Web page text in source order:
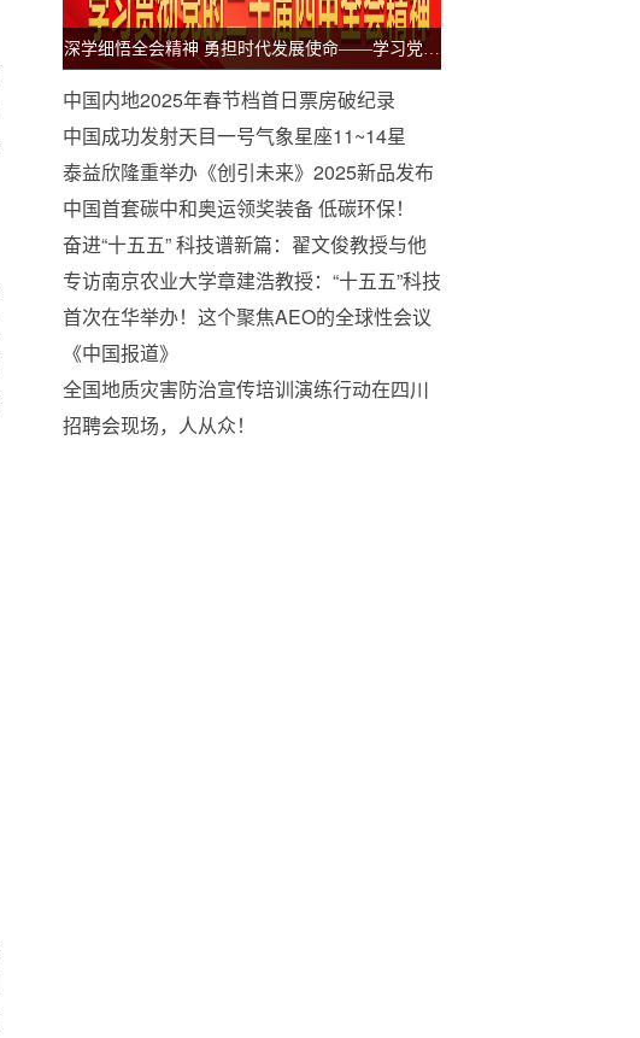
深学细悟全会精神 勇担时代发展使命——学习党的二十届四中全会公报有感之赵庆霞篇
中国内地2025年春节档首日票房破纪录
中国成功发射天目一号气象星座11~14星
泰益欣隆重举办《创引未来》2025新品发布
会
中国首套碳中和奥运领奖装备 低碳环保！
奋进“十五五” 科技谱新篇：翟文俊教授与他
的杜仲“植物黄金”梦 ——写于第十个全国科
技工作者日
专访南京农业大学章建浩教授：“十五五”科技
强国征程中，低温等离子体冷杀菌技术将引
领生鲜农产品产业创新可持续健康高效发展
首次在华举办！这个聚焦AEO的全球性会议
不一般
《中国报道》
全国地质灾害防治宣传培训演练行动在四川
雅安启动
招聘会现场，人从众！